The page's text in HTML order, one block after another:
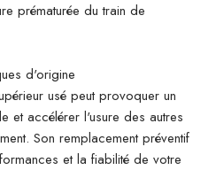
prématurée du train de
d'origine
usé peut provoquer un
et accélérer l'usure des autres
Son remplacement préventif
et la fiabilité de votre